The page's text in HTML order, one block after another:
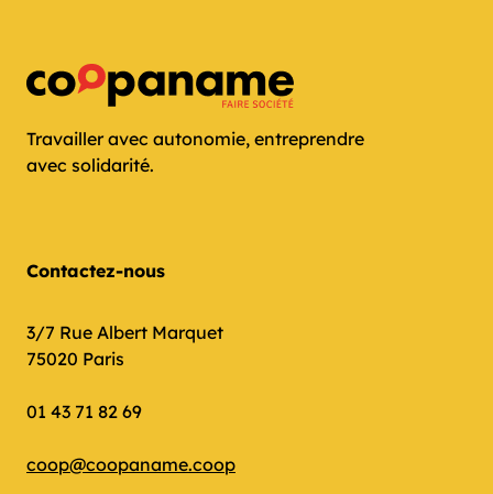
Travailler avec autonomie, entreprendre
avec solidarité.
Contactez-nous
3/7 Rue Albert Marquet
75020 Paris
01 43 71 82 69
coop@coopaname.coop